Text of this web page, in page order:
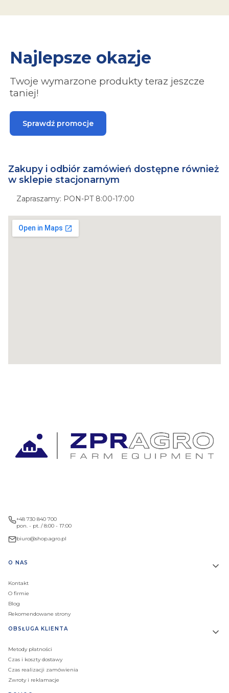
Najlepsze okazje
Twoje wymarzone produkty teraz jeszcze
taniej!
Sprawdź promocje
Zakupy i odbiór zamówień dostępne również
w sklepie stacjonarnym
Zapraszamy: PON-PT 8:00-17:00
+48 730 840 700
pon. - pt. / 8:00 - 17:00
biuro@shop.agro.pl
Linki w stopce
O NAS
Kontakt
O firmie
Blog
Rekomendowane strony
OBSŁUGA KLIENTA
Metody płatności
Czas i koszty dostawy
Czas realizacji zamówienia
Zwroty i reklamacje